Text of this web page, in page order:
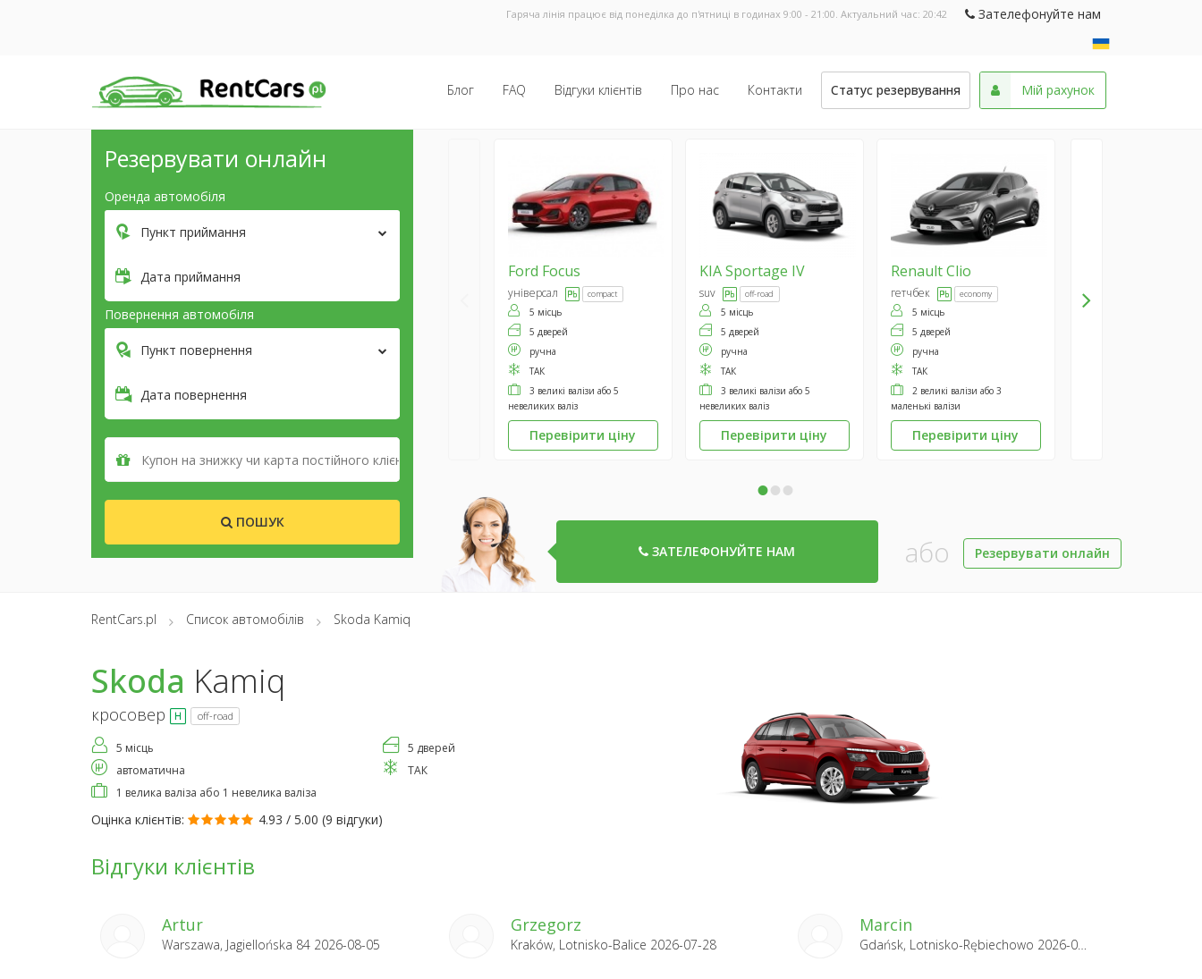
Гаряча лінія працює від понеділка до п'ятниці в годинах 9:00 - 21:00. Актуальний час: 20:42 Зателефонуйте нам
Блог FAQ Відгуки клієнтів Про нас Контакти Статус резервування Мій рахунок
Резервувати онлайн
Оренда автомобіля
Пункт приймання
Дата приймання
Повернення автомобіля
Пункт повернення
Дата повернення
ПОШУК
Ford Focus
універсал compact
5 місць
5 дверей
ручна
ТАК
3 великі валізи або 5
невеликих валіз
Перевірити ціну
KIASportage IV
suv off-road
5 місць
5 дверей
ручна
ТАК
3 великі валізи або 5
невеликих валіз
Перевірити ціну
RenaultClio
гетчбек economy
5 місць
5 дверей
ручна
ТАК
2 великі валізи або 3
маленькі валізи
Перевірити ціну
•••
ЗАТЕЛЕФОНУЙТЕ НАМ або Резервувати онлайн
RentCars.pl Список автомобілів Skoda Kamiq
Skoda Kamiq
кросовер off-road
5 місць
5 дверей
автоматична
ТАК
1 велика валіза або 1 невелика валіза
Оцінка клієнтів: 4.93 / 5.00 (9 відгуки)
Відгуки клієнтів
Artur
Warszawa, Jagiellońska 84 2026-08-05
Grzegorz
Kraków, Lotnisko-Balice 2026-07-28
Marcin